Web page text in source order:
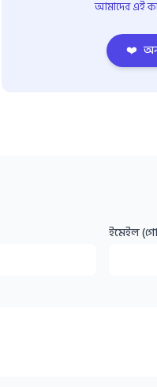
আমাদের এই
❤️
ইমেইল